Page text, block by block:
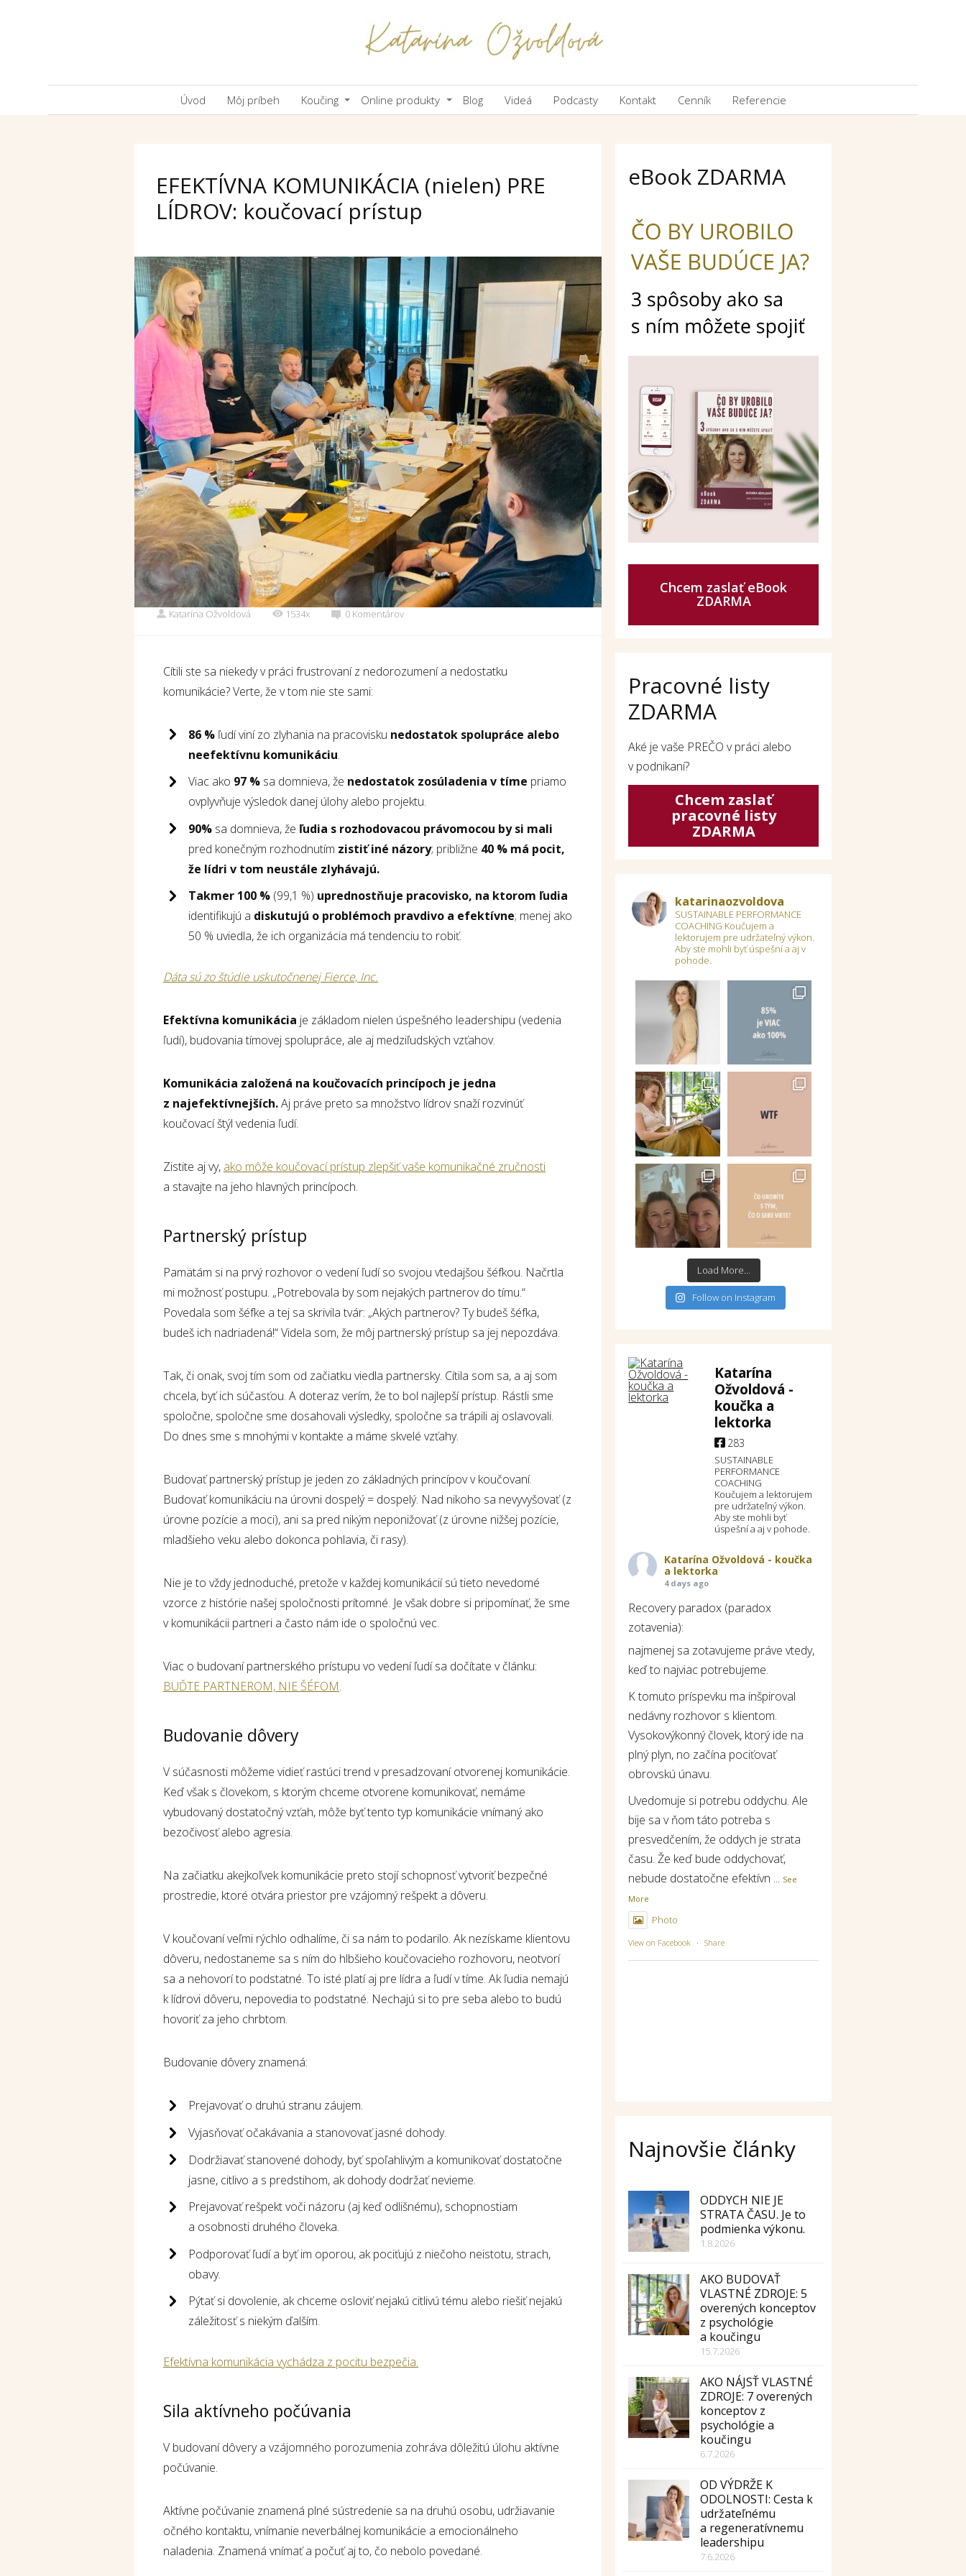
Úvod Môj príbeh Koučing Online produkty Blog Videá Podcasty Kontakt Cenník Referencie
EFEKTÍVNA KOMUNIKÁCIA (nielen) PRE
LÍDROV: koučovací prístup
Katarína Ožvoldová 1534x 0 Komentárov
Cítili ste sa niekedy v práci frustrovaní z nedorozumení a nedostatku
komunikácie? Verte, že v tom nie ste sami:
86 % ľudí viní zo zlyhania na pracovisku nedostatok spolupráce alebo
neefektívnu komunikáciu.
Viac ako 97 % sa domnieva, že nedostatok zosúladenia v tíme priamo
ovplyvňuje výsledok danej úlohy alebo projektu.
90% sa domnieva, že ľudia s rozhodovacou právomocou by si mali
pred konečným rozhodnutím zistiť iné názory; približne 40 % má pocit,
že lídri v tom neustále zlyhávajú.
Takmer 100 % (99,1 %) uprednostňuje pracovisko, na ktorom ľudia
identifikujú a diskutujú o problémoch pravdivo a efektívne; menej ako
50 % uviedla, že ich organizácia má tendenciu to robiť.
Dáta sú zo štúdie uskutočnenej Fierce, Inc.
Efektívna komunikácia je základom nielen úspešného leadershipu (vedenia
ľudí), budovania tímovej spolupráce, ale aj medziľudských vzťahov.
Komunikácia založená na koučovacích princípoch je jedna
z najefektívnejších.Aj práve preto sa množstvo lídrov snaží rozvinúť
koučovací štýl vedenia ľudí.
Zistite aj vy, ako môže koučovací prístup zlepšiť vaše komunikačné zručnosti
a stavajte na jeho hlavných princípoch.
Partnerský prístup
Pamätám si na prvý rozhovor o vedení ľudí so svojou vtedajšou šéfkou. Načrtla
mi možnosť postupu. „Potrebovala by som nejakých partnerov do tímu.“
Povedala som šéfke a tej sa skrivila tvár: „Akých partnerov? Ty budeš šéfka,
budeš ich nadriadená!“ Videla som, že môj partnerský prístup sa jej nepozdáva.
Tak, či onak, svoj tím som od začiatku viedla partnersky. Cítila som sa, a aj som
chcela, byť ich súčasťou. A doteraz verím, že to bol najlepší prístup. Rástli sme
spoločne, spoločne sme dosahovali výsledky, spoločne sa trápili aj oslavovali.
Do dnes sme s mnohými v kontakte a máme skvelé vzťahy.
Budovať partnerský prístup je jeden zo základných princípov v koučovaní.
Budovať komunikáciu na úrovni dospelý = dospelý. Nad nikoho sa nevyvyšovať (z
úrovne pozície a moci), ani sa pred nikým neponižovať (z úrovne nižšej pozície,
mladšieho veku alebo dokonca pohlavia, či rasy).
Nie je to vždy jednoduché, pretože v každej komunikácií sú tieto nevedomé
vzorce z histórie našej spoločnosti prítomné. Je však dobre si pripomínať, že sme
v komunikácii partneri a často nám ide o spoločnú vec.
Viac o budovaní partnerského prístupu vo vedení ľudí sa dočítate v článku:
BUĎTE PARTNEROM, NIE ŠÉFOM.
Budovanie dôvery
V súčasnosti môžeme vidieť rastúci trend v presadzovaní otvorenej komunikácie.
Keď však s človekom, s ktorým chceme otvorene komunikovať, nemáme
vybudovaný dostatočný vzťah, môže byť tento typ komunikácie vnímaný ako
bezočivosť alebo agresia.
Na začiatku akejkoľvek komunikácie preto stojí schopnosť vytvoriť bezpečné
prostredie, ktoré otvára priestor pre vzájomný rešpekt a dôveru.
V koučovaní veľmi rýchlo odhalíme, či sa nám to podarilo. Ak nezískame klientovu
dôveru, nedostaneme sa s ním do hlbšieho koučovacieho rozhovoru, neotvorí
sa a nehovorí to podstatné. To isté platí aj pre lídra a ľudí v tíme. Ak ľudia nemajú
k lídrovi dôveru, nepovedia to podstatné. Nechajú si to pre seba alebo to budú
hovoriť za jeho chrbtom.
Budovanie dôvery znamená:
Prejavovať o druhú stranu záujem.
Vyjasňovať očakávania a stanovovať jasné dohody.
Dodržiavať stanovené dohody, byť spoľahlivým a komunikovať dostatočne
jasne, citlivo a s predstihom, ak dohody dodržať nevieme.
Prejavovať rešpekt voči názoru (aj keď odlišnému), schopnostiam
a osobnosti druhého človeka.
Podporovať ľudí a byť im oporou, ak pociťujú z niečoho neistotu, strach,
obavy.
Pýtať si dovolenie, ak chceme osloviť nejakú citlivú tému alebo riešiť nejakú
záležitosť s niekým ďalším.
Efektívna komunikácia vychádza z pocitu bezpečia.
Sila aktívneho počúvania
V budovaní dôvery a vzájomného porozumenia zohráva dôležitú úlohu aktívne
počúvanie.
Aktívne počúvanie znamená plné sústredenie sa na druhú osobu, udržiavanie
očného kontaktu, vnímanie neverbálnej komunikácie a emocionálneho
naladenia. Znamená vnímať a počuť aj to, čo nebolo povedané.
eBook ZDARMA
Chcem zaslať eBook
ZDARMA
Pracovné listy
ZDARMA
Aké je vaše PREČO v práci alebo
v podnikaní?
Chcem zaslať
pracovné listy
ZDARMA
katarinaozvoldova
SUSTAINABLE PERFORMANCE
COACHING Koučujem a
lektorujem pre udržateľný výkon.
Aby ste mohli byť úspešní a aj v
pohode.
Load More...
Follow on Instagram
Katarína
Ožvoldová -
koučka a
lektorka
283
SUSTAINABLE
PERFORMANCE
COACHING
Koučujem a lektorujem
pre udržateľný výkon.
Aby ste mohli byť
úspešní a aj v pohode.
Katarína Ožvoldová - koučka
a lektorka
4 days ago
Recovery paradox (paradox
zotavenia):
najmenej sa zotavujeme práve vtedy,
keď to najviac potrebujeme.
K tomuto príspevku ma inšpiroval
nedávny rozhovor s klientom.
Vysokovýkonný človek, ktorý ide na
plný plyn, no začína pociťovať
obrovskú únavu.
Uvedomuje si potrebu oddychu. Ale
bije sa v ňom táto potreba s
presvedčením, že oddych je strata
času. Že keď bude oddychovať,
nebude dostatočne efektívn ... See
More
Photo
View on Facebook · Share
Najnovšie články
ODDYCH NIE JE
STRATA ČASU. Je to
podmienka výkonu.
1.8.2026
AKO BUDOVAŤ
VLASTNÉ ZDROJE: 5
overených konceptov
z psychológie
a koučingu
15.7.2026
AKO NÁJSŤ VLASTNÉ
ZDROJE: 7 overených
konceptov z
psychológie a
koučingu
6.7.2026
OD VÝDRŽE K
ODOLNOSTI: Cesta k
udržateľnému
a regeneratívnemu
leadershipu
7.6.2026